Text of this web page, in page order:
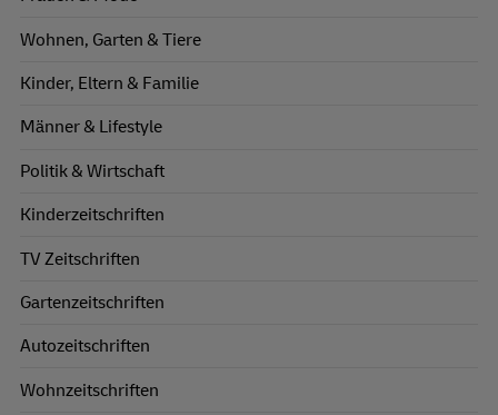
Wohnen, Garten & Tiere
Kinder, Eltern & Familie
Männer & Lifestyle
Politik & Wirtschaft
Kinderzeitschriften
TV Zeitschriften
Gartenzeitschriften
Autozeitschriften
Wohnzeitschriften